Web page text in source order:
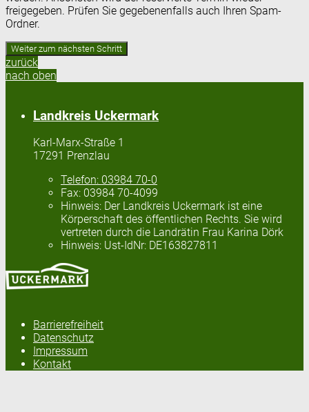
freigegeben. Prüfen Sie gegebenenfalls auch Ihren Spam-
Ordner.
zurück
nach oben
Landkreis Uckermark
Karl-Marx-Straße 1
17291 Prenzlau
Telefon: 03984 70-0
Fax: 03984 70-4099
Hinweis: Der Landkreis Uckermark ist eine
Körperschaft des öffentlichen Rechts. Sie wird
vertreten durch die Landrätin Frau Karina Dörk
Hinweis: Ust-IdNr: DE163827811
Barrierefreiheit
Datenschutz
Impressum
Kontakt